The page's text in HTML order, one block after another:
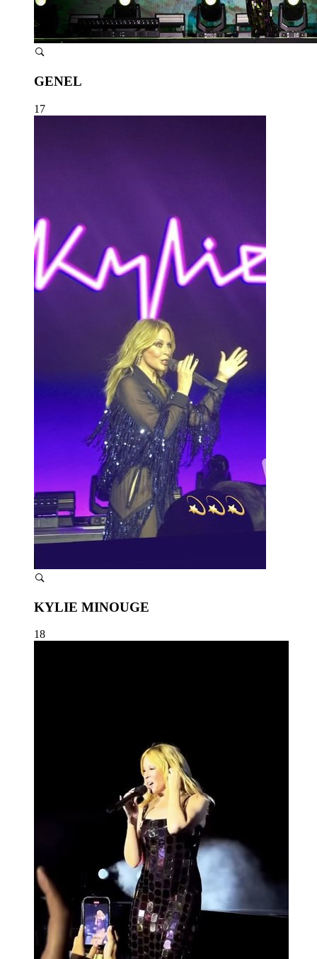
GENEL
17
KYLIE MINOUGE
18